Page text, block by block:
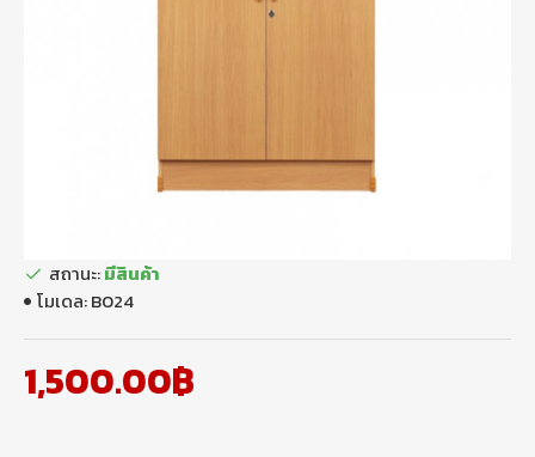
1,500.00฿
สถานะ:มีสินค้า
โมเดล:B024